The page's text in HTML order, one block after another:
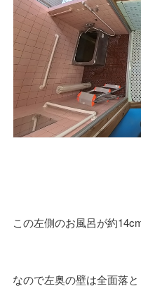
この左側のお風呂が約
なので左奥の壁は全面落